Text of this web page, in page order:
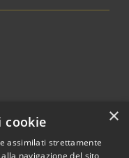
×
cookie
assimilati strettamente
navigazione del sito,